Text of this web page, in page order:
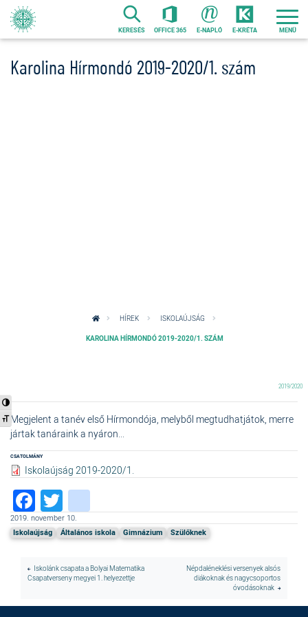
Ugrás
a
tartalomra
Nagy kontraszt váltása
Betűméret váltása
KERESÉS OFFICE 365 E-NAPLÓ E-KRÉTA
Karolina Hírmondó 2019-2020/1. szám
HÍREK ISKOLAÚJSÁG
KAROLINA HÍRMONDÓ 2019-2020/1. SZÁM
2019/2020
Megjelent a tanév első Hírmondója, melyből megtudhatjátok, merre
jártak tanáraink a nyáron...
CSATOLMÁNY
Iskolaújság 2019-2020/1.
Facebook
Twitter
2019. november 10.
Iskolaújság Általános iskola Gimnázium Szülőknek
Iskolánk csapata a Bolyai Matematika
Csapatverseny megyei 1. helyezettje
Népdaléneklési versenyek alsós
diákoknak és nagycsoportos
óvodásoknak